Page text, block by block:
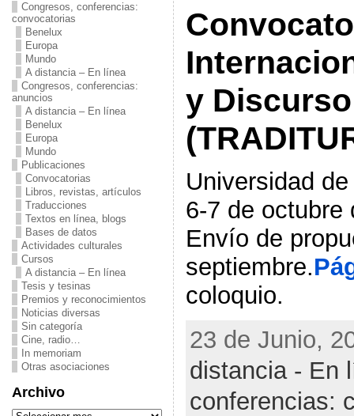
Congresos, conferencias:
convocatorias
Benelux
Europa
Mundo
A distancia – En línea
Congresos, conferencias:
anuncios
A distancia – En línea
Benelux
Europa
Mundo
Publicaciones
Convocatorias
Libros, revistas, artículos
Traducciones
Textos en línea, blogs
Bases de datos
Actividades culturales
Cursos
A distancia – En línea
Tesis y tesinas
Premios y reconocimientos
Noticias diversas
Sin categoría
Cine, radio…
In memoriam
Otras asociaciones
Archivo
y
Universidad
6-7 de octubre
Envío de
septiembre.
coloquio.
23 de Junio,
distancia - En
conferencias: